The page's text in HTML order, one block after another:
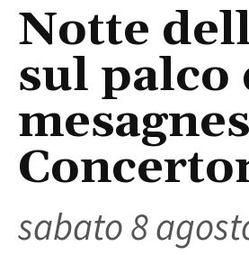
Notte
sul palco
sabato 8